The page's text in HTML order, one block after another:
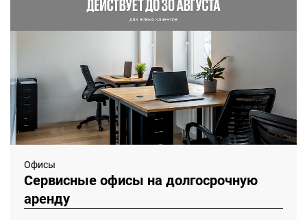
Офисы
Сервисные офисы на долгосрочную
аренду